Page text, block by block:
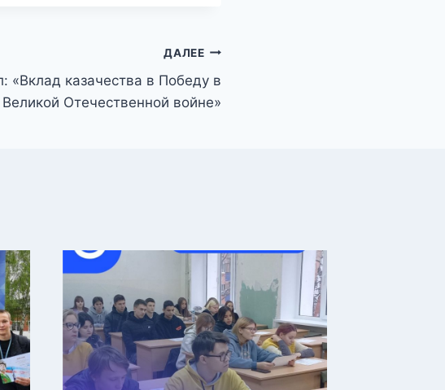
ДАЛЕЕ
«Вклад казачества в Победу в
Великой Отечественной войне»